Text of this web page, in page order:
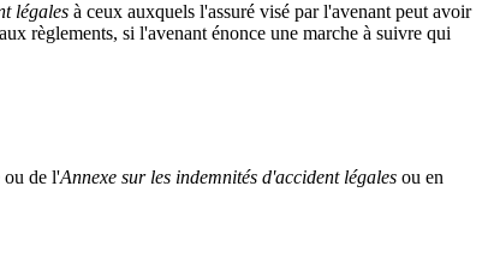
légales à ceux auxquels l'assuré visé par l'avenant peut avoir
règlements, si l'avenant énonce une marche à suivre qui
ou de l'Annexe sur les indemnités d'accident légales ou en